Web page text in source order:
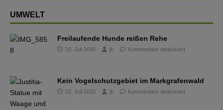
UMWELT
Freilaufende Hunde reißen Rehe
10. Juli 2026 jh Kommentare deaktiviert
Kein Vogelschutzgebiet im Markgrafenwald
02. Juli 2026 jh Kommentare deaktiviert